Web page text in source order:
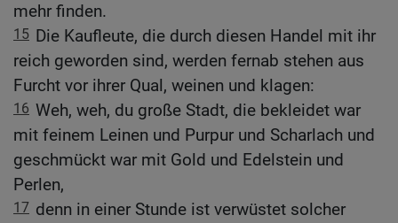
mehr finden.
15 Die Kaufleute, die durch diesen Handel mit ihr
reich geworden sind, werden fernab stehen aus
Furcht vor ihrer Qual, weinen und klagen:
16 Weh, weh, du große Stadt, die bekleidet war
mit feinem Leinen und Purpur und Scharlach und
geschmückt war mit Gold und Edelstein und
Perlen,
17 denn in einer Stunde ist verwüstet solcher